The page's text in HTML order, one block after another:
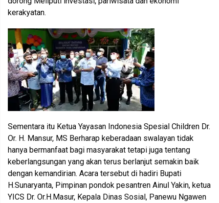
kerakyatan.
Sementara itu Ketua Yayasan Indonesia Spesial Children Dr.
Or. H. Mansur, MS Berharap keberadaan swalayan tidak
hanya bermanfaat bagi masyarakat tetapi juga tentang
keberlangsungan yang akan terus berlanjut semakin baik
dengan kemandirian. Acara tersebut di hadiri Bupati
H.Sunaryanta, Pimpinan pondok pesantren Ainul Yakin, ketua
YICS Dr. Or.H.Masur, Kepala Dinas Sosial, Panewu Ngawen